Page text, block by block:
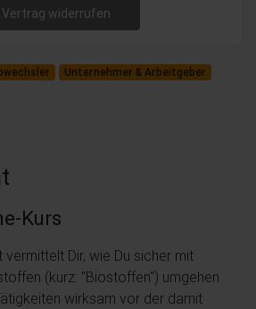
Vertrag widerrufen
Unternehmer & Arbeitgeber
Kurs
vermittelt Dir, wie Du sicher mit
(kurz: "Biostoffen") umgehen
wirksam vor der damit